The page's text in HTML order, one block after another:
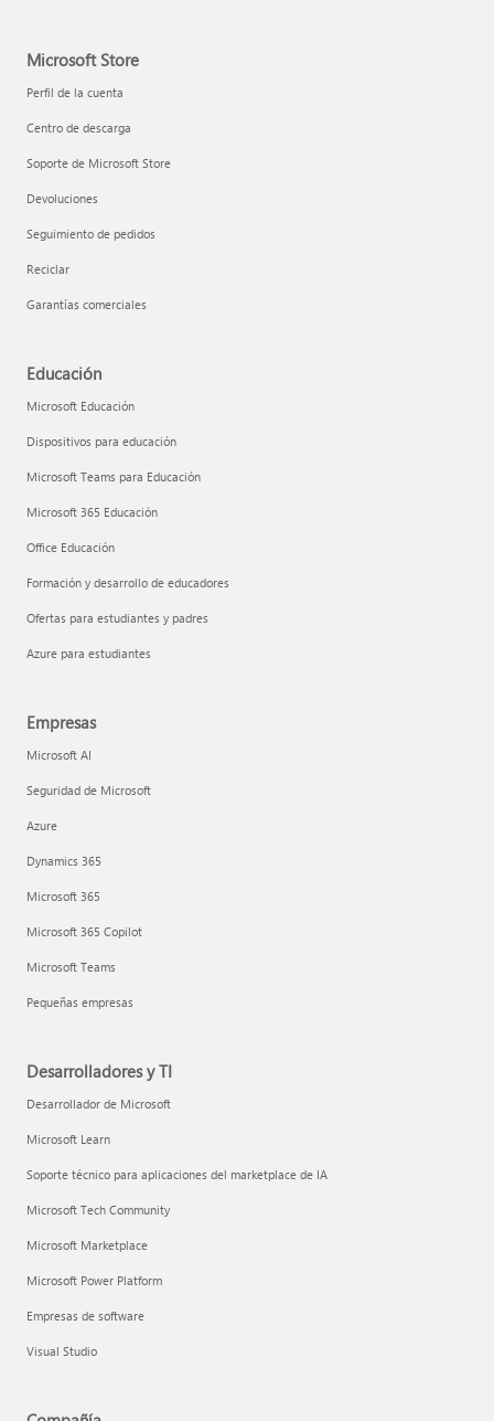
Microsoft Store
Perfil de la cuenta
Centro de descarga
Soporte de Microsoft Store
Devoluciones
Seguimiento de pedidos
Reciclar
Garantías comerciales
Educación
Microsoft Educación
Dispositivos para educación
Microsoft Teams para Educación
Microsoft 365 Educación
Office Educación
Formación y desarrollo de educadores
Ofertas para estudiantes y padres
Azure para estudiantes
Empresas
Microsoft AI
Seguridad de Microsoft
Azure
Dynamics 365
Microsoft 365
Microsoft 365 Copilot
Microsoft Teams
Pequeñas empresas
Desarrolladores y TI
Desarrollador de Microsoft
Microsoft Learn
Soporte técnico para aplicaciones del marketplace de IA
Microsoft Tech Community
Microsoft Marketplace
Microsoft Power Platform
Empresas de software
Visual Studio